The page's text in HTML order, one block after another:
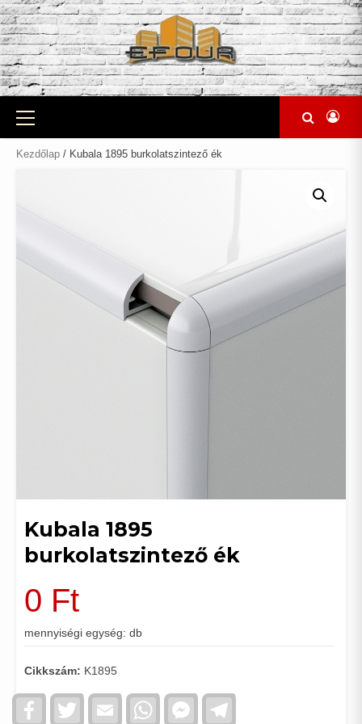
Skip
to
content
Primary
Menu
Kezdőlap / Kubala 1895 burkolatszintező ék
Kubala 1895
burkolatszintező ék
0 Ft
mennyiségi egység: db
Cikkszám: K1895
FacebookTwitter Email WhatsAppFacebook
Messenger